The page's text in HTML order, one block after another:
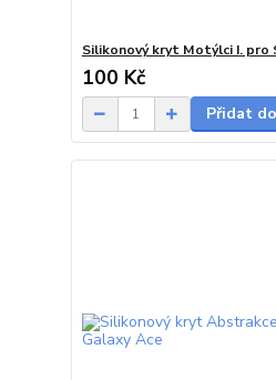
Silikonový kryt Motýlci I. pro
100 Kč
Přidat